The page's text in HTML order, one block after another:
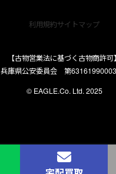
利用規約サイトマップ
【古物営業法に基づく古物商許可】
兵庫県公安委員会 第
© EAGLE.Co. Ltd. 2025